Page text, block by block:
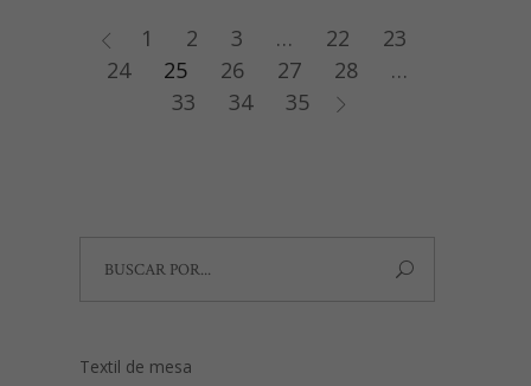
41,00€
1 2 3 … 22
23
24
25 26 27 28
…
33
34 35
Textil de mesa